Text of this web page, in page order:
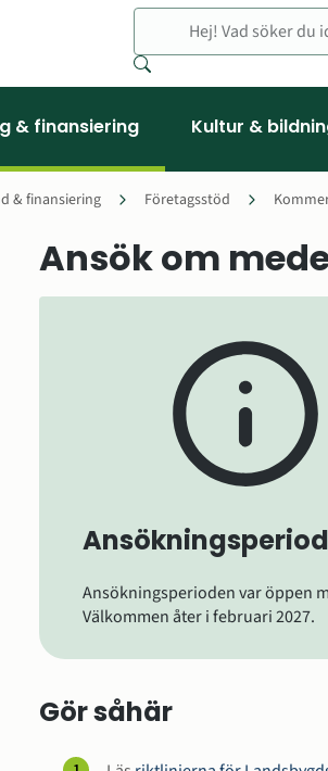
& finansiering Kultur &
& finansiering Företagsstöd
Ansök om
Ansökningsperioden var öppen
Välkommen åter i februari 2027.
Gör såhär